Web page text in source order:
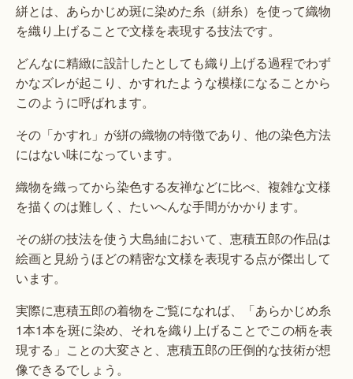
絣とは、あらかじめ斑に染めた糸（絣糸）を使って織物
を織り上げることで文様を表現する技法です。
どんなに精緻に設計したとしても織り上げる過程でわず
かなズレが起こり、かすれたような模様になることから
このように呼ばれます。
その「かすれ」が絣の織物の特徴であり、他の染色方法
にはない味になっています。
織物を織ってから染色する友禅などに比べ、複雑な文様
を描くのは難しく、たいへんな手間がかかります。
その絣の技法を使う大島紬において、恵積五郎の作品は
絵画と見紛うほどの精密な文様を表現する点が傑出して
います。
実際に恵積五郎の着物をご覧になれば、「あらかじめ糸
1本1本を斑に染め、それを織り上げることでこの柄を表
現する」ことの大変さと、恵積五郎の圧倒的な技術が想
像できるでしょう。